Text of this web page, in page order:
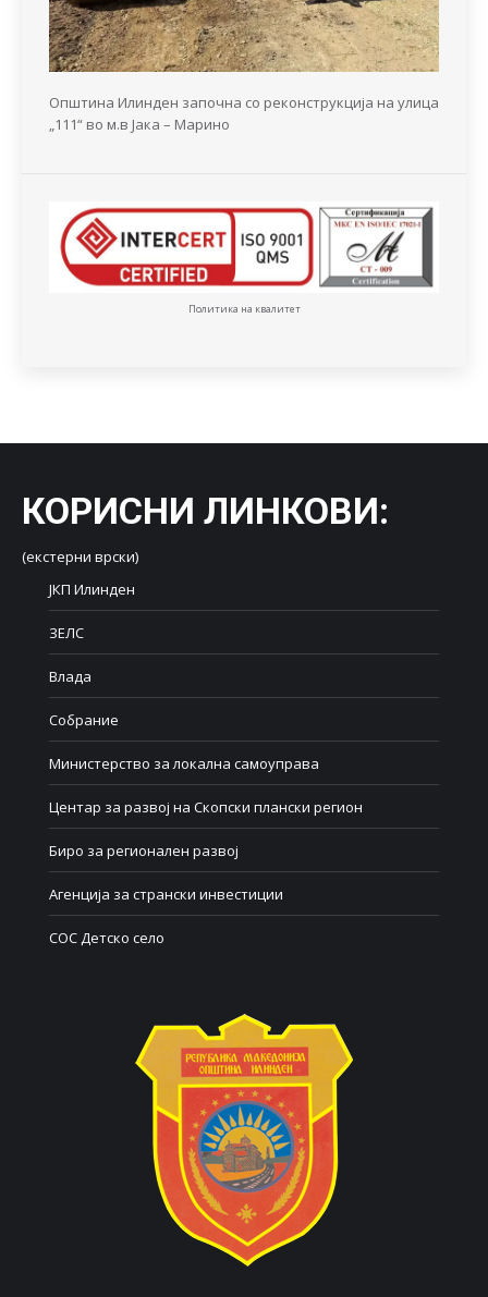
Општина Илинден започна со реконструкција на улица
„111“ во м.в Јака – Марино
Политика на квалитет
КОРИСНИ ЛИНКОВИ:
(екстерни врски)
ЈКП Илинден
ЗЕЛС
Влада
Собрание
Министерство за локална самоуправа
Центар за развој на Скопски плански регион
Биро за регионален развој
Агенција за странски инвестиции
СОС Детско село